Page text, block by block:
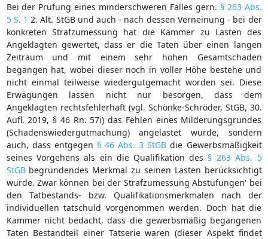
Bei der Prüfung eines minderschweren Falles gern. § 263 Abs.
5 S. 1 2. Alt. StGB und auch - nach dessen Verneinung - bei der
konkreten Strafzumessung hat die Kammer zu Lasten des
Angeklagten gewertet, dass er die Taten über einen langen
Zeitraum und mit einem sehr hohen Gesamtschaden
begangen hat, wobei dieser noch in voller Höhe bestehe und
nicht einmal teilweise wiedergutgemacht worden sei. Diese
Erwägungen lassen nicht nur besorgen, dass dem
Angeklagten rechtsfehlerhaft (vgl. Schönke-Schröder, StGB, 30.
Aufl. 2019, § 46 Rn. 57i) das Fehlen eines Milderungsgrundes
(Schadenswiedergutmachung) angelastet wurde, sondern
auch, dass entgegen § 46 Abs. 3 StGB die Gewerbsmäßigkeit
seines Vorgehens als ein die Qualifikation des § 263 Abs. 5
StGBbegründendes Merkmal zu seinen Lasten berücksichtigt
wurde. Zwar können bei der Strafzumessung Abstufungen' bei
den Tatbestands- bzw. Qualifikationsmerkmalen nach der
individuellen tatschuld vorgenommen werden. Doch hat die
Kammer nicht bedacht, dass die gewerbsmäßig begangenen
Taten Bestandteil einer Tatserie waren (dieser Aspekt findet